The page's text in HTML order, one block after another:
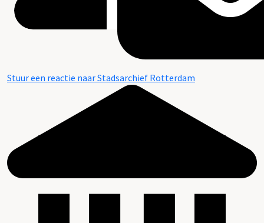
Stuur een reactie naar Stadsarchief Rotterdam